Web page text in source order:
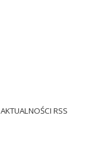
AKTUALNOŚCI RSS